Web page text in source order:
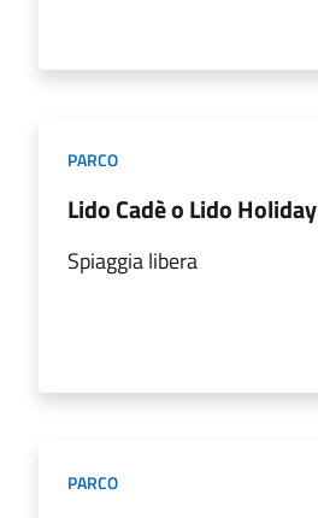
PARCO
Lido Cadè o Lido Holiday
Spiaggia libera
PARCO